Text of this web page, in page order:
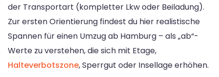
der Transportart (kompletter Lkw oder Beiladung).
Zur ersten Orientierung findest du hier realistische
Spannen für einen Umzug ab Hamburg – als „ab“-
Werte zu verstehen, die sich mit Etage,
Halteverbotszone, Sperrgut oder Insellage erhöhen.